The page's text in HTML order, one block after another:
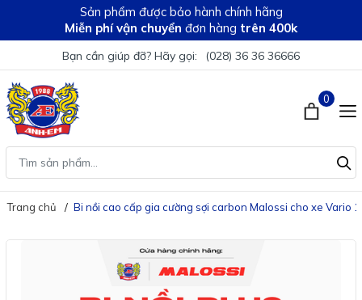
Sản phẩm được bảo hành chính hãng
Miễn phí vận chuyển đơn hàng trên 400k
Bạn cần giúp đỡ? Hãy gọi: (028) 36 36 36666
0
Trang chủ Bi nồi cao cấp gia cường sợi carbon Malossi cho xe Vario